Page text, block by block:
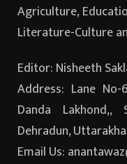
Agriculture,
Literature-Culture
Editor: Nisheeth
Address: Lane No-
Danda Lakhond,,
Dehradun,
Email Us: